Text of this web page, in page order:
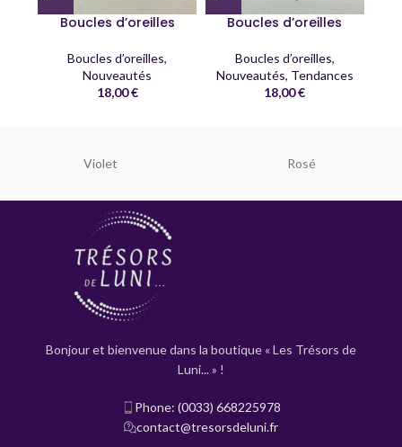
Boucles d’oreilles
Boucles d’oreilles,
Nouveautés
18,00€
Boucles d’oreilles
Boucles d’oreilles,
Nouveautés, Tendances
18,00€
Violet Rosé
Bonjour et bienvenue dans la boutique « Les Trésors de
Luni... » !
Phone: (0033) 668225978
contact@tresorsdeluni.fr